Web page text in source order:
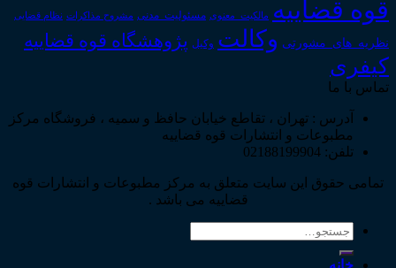
قوه قضاییه مالکیت_معنوی مسئولیت_مدنی مشروح مذاکرات نظام قضایی
نظریه_های_مشورتی وکالت وکیل پژوهشگاه قوه قضاییه
کیفری
تماس با ما
آدرس : تهران ، تقاطع خیابان حافظ و سمیه ، فروشگاه مرکز
مطبوعات و انتشارات قوه قضاییه
تلفن: 02188199904
تمامی حقوق این سایت متعلق به مرکز مطبوعات و انتشارات قوه
قضاییه می باشد .
جستجو
خانه